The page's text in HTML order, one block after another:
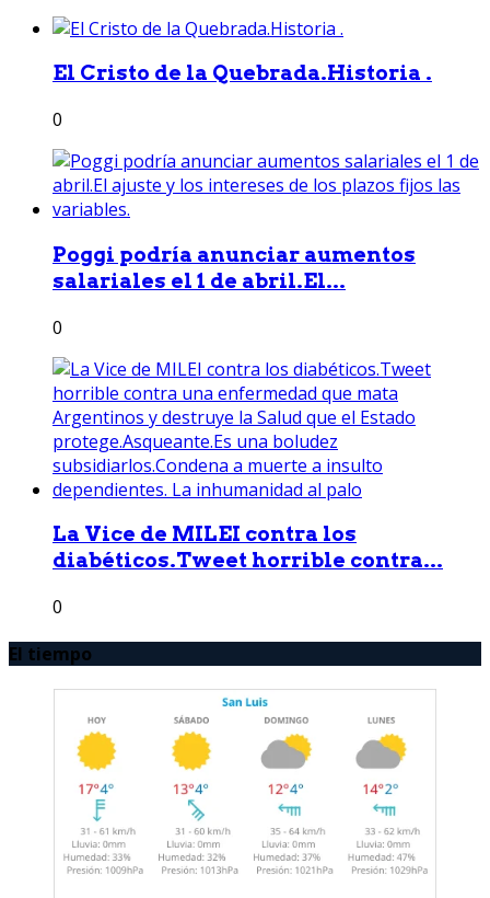
El Cristo de la Quebrada.Historia .
0
Poggi podría anunciar aumentos
salariales el 1 de abril.El...
0
La Vice de MILEI contra los
diabéticos.Tweet horrible contra...
0
El tiempo